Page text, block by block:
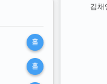
홀
홀
김채